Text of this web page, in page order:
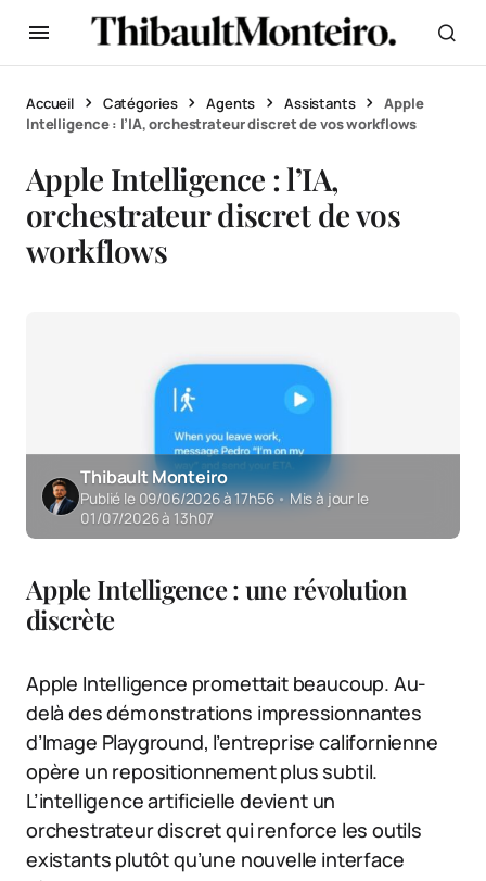
Accueil Catégories Agents Assistants
Apple
Intelligence : l’IA, orchestrateur discret de vos workflows
Apple Intelligence : l’IA,
orchestrateur discret de vos
workflows
Thibault Monteiro
Publié le 09/06/2026 à 17h56•Mis à jour le
01/07/2026 à 13h07
Apple Intelligence : une révolution
discrète
Apple Intelligence promettait beaucoup. Au-
delà des démonstrations impressionnantes
d’Image Playground, l’entreprise californienne
opère un repositionnement plus subtil.
L’intelligence artificielle devient un
orchestrateur discret qui renforce les outils
existants plutôt qu’une nouvelle interface